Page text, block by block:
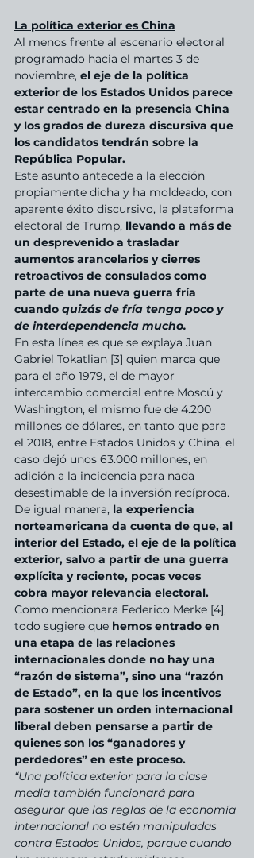
La política exterior es China
Al menos frente al escenario electoral
programado hacia el martes 3 de
noviembre, el eje de la política
exterior de los Estados Unidos parece
estar centrado en la presencia China
y los grados de dureza discursiva que
los candidatos tendrán sobre la
República Popular.
Este asunto antecede a la elección
propiamente dicha y ha moldeado, con
aparente éxito discursivo, la plataforma
electoral de Trump, llevando a más de
un desprevenido a trasladar
aumentos arancelarios y cierres
retroactivos de consulados como
parte de una nueva guerra fría
cuando quizás de fría tenga poco y
de interdependencia mucho.
En esta línea es que se explaya Juan
Gabriel Tokatlian [3] quien marca que
para el año 1979, el de mayor
intercambio comercial entre Moscú y
Washington, el mismo fue de 4.200
millones de dólares, en tanto que para
el 2018, entre Estados Unidos y China, el
caso dejó unos 63.000 millones, en
adición a la incidencia para nada
desestimable de la inversión recíproca.
De igual manera, la experiencia
norteamericana da cuenta de que, al
interior del Estado, el eje de la política
exterior, salvo a partir de una guerra
explícita y reciente, pocas veces
cobra mayor relevancia electoral.
Como mencionara Federico Merke [4],
todo sugiere que hemos entrado en
una etapa de las relaciones
internacionales donde no hay una
“razón de sistema”, sino una “razón
de Estado”, en la que los incentivos
para sostener un orden internacional
liberal deben pensarse a partir de
quienes son los “ganadores y
perdedores” en este proceso.
“Una política exterior para la clase
media también funcionará para
asegurar que las reglas de la economía
internacional no estén manipuladas
contra Estados Unidos, porque cuando